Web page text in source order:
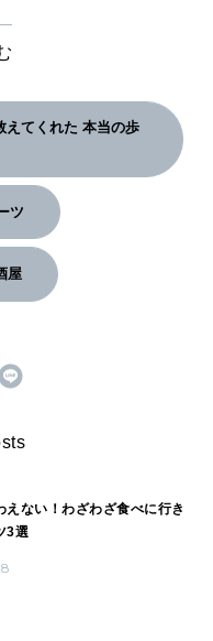
えてくれた 本当の歩
ツ
屋
えない！わざわざ食べに行き
3選